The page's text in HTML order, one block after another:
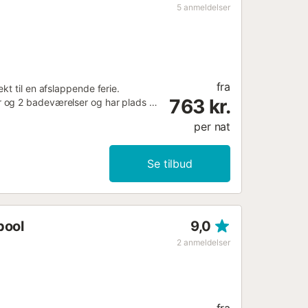
5 anmeldelser
til en afslappende ferie.
og 2 badeværelser og har plads til
Bygningen har en elevator,
feriebolig tilbyder et privat
en altan. Gæster har adgang til et
rygning og arrangementer er ikke
fra
763 kr.
per nat
Se tilbud
9,0
2 anmeldelser